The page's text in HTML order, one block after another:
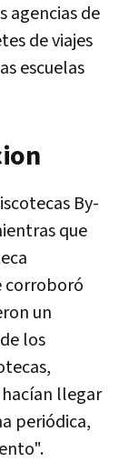
agencias de
de viajes
escuelas
By-
que
corroboró
un
los
llegar
periódica,